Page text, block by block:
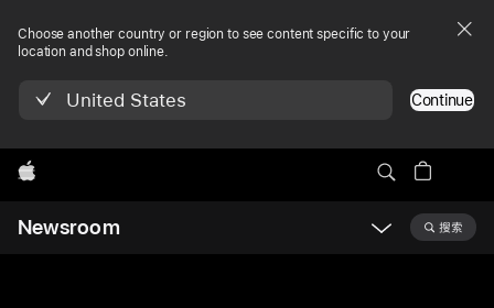
Choose another country or region to see content specific to your
location and shop online.
United States Continue
Apple
Newsroom 搜索